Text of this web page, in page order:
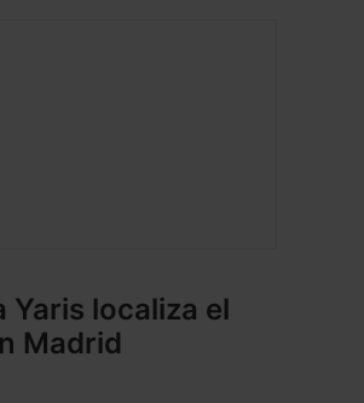
Yaris localiza el
Madrid